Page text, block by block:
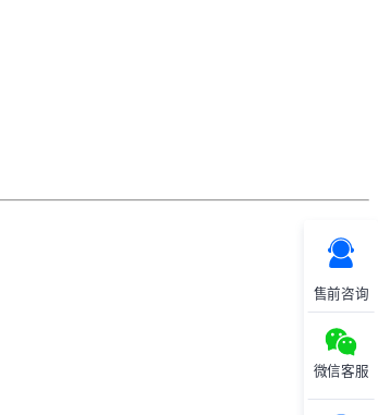
售前咨询
微信客服